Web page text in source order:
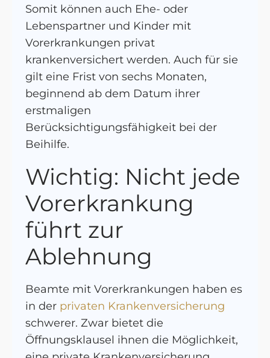
Somit können auch Ehe- oder
Lebenspartner und Kinder mit
Vorerkrankungen privat
krankenversichert werden. Auch für sie
gilt eine Frist von sechs Monaten,
beginnend ab dem Datum ihrer
erstmaligen
Berücksichtigungsfähigkeit bei der
Beihilfe.
Wichtig: Nicht jede
Vorerkrankung
führt zur
Ablehnung
Beamte mit Vorerkrankungen haben es
in der privaten Krankenversicherung
schwerer. Zwar bietet die
Öffnungsklausel ihnen die Möglichkeit,